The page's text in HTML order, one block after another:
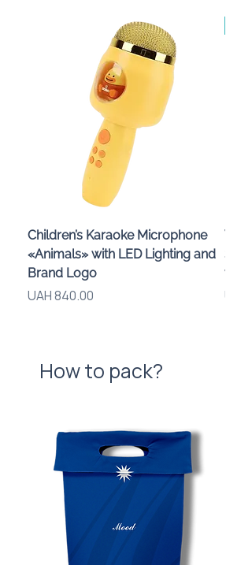
Children’s Karaoke Microphone
«Animals» with LED Lighting and
Brand Logo
Price
UAH 840.00
with
Price
UAH
How to pack?